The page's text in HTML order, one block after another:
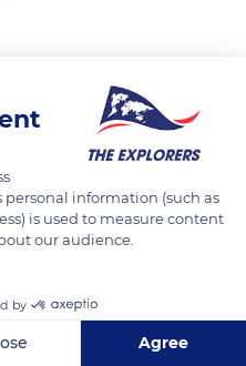
LISTO (ANTES
EL CAFÉ 5) ePub
any content yet
information (such as
is used to measure content
our audience.
by
Agree